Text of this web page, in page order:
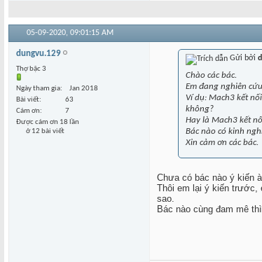
05-09-2020, 09:01:15 AM
dungvu.129
Thợ bậc 3
Ngày tham gia
Jan 2018
Bài viết
63
Cám ơn
7
Được cám ơn 18 lần
ở 12 bài viết
Gửi bởi
Chào các bác.
Em đang nghiên
Ví dụ: Mach3 kết
không?
Hay là Mach3 kết
Bác nào có kinh
Xin cảm ơn các bác.
Chưa có bác nào ý kiến
Thôi em lại ý kiến trước,
sao.
Bác nào cùng đam mê